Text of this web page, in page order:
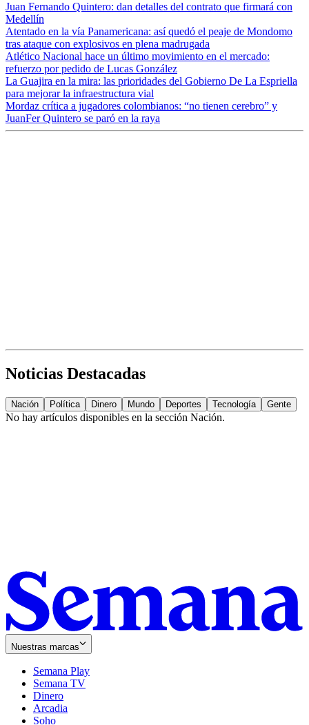
Juan Fernando Quintero: dan detalles del contrato que firmará con
Medellín
Atentado en la vía Panamericana: así quedó el peaje de Mondomo
tras ataque con explosivos en plena madrugada
Atlético Nacional hace un último movimiento en el mercado:
refuerzo por pedido de Lucas González
La Guajira en la mira: las prioridades del Gobierno De La Espriella
para mejorar la infraestructura vial
Mordaz crítica a jugadores colombianos: “no tienen cerebro” y
JuanFer Quintero se paró en la raya
Noticias Destacadas
Nación Política Dinero Mundo Deportes Tecnología Gente
No hay artículos disponibles en la sección Nación.
Nuestras marcas
Semana Play
Semana TV
Dinero
Arcadia
Soho